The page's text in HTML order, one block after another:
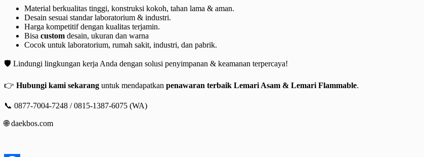
Material berkualitas tinggi, konstruksi kokoh, tahan lama & aman.
Desain sesuai standar laboratorium & industri.
Harga kompetitif dengan kualitas terjamin.
Bisa custom desain, ukuran dan warna
Cocok untuk laboratorium, rumah sakit, industri, dan pabrik.
🛡 Lindungi lingkungan kerja Anda dengan solusi penyimpanan & keamanan terpercaya!
👉 Hubungi kami sekarang untuk mendapatkan penawaran terbaik Lemari Asam & Lemari Flammable.
📞 0877-7004-7248 / 0815-1387-6075 (WA)
🌐 daekbos.com